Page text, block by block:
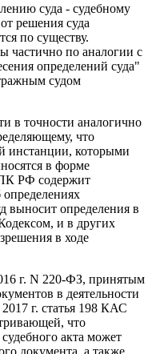
суда - судебному
решения суда
по существу.
частично по аналогии с
определений суда"
судом
в точности аналогично
что
инстанции, которыми
в форме
РФ содержит
выносит определения в
и в других
в ходе
г. N 220-ФЗ, принятым
в деятельности
г. статья 198 КАС
что
акта может
документа, а также